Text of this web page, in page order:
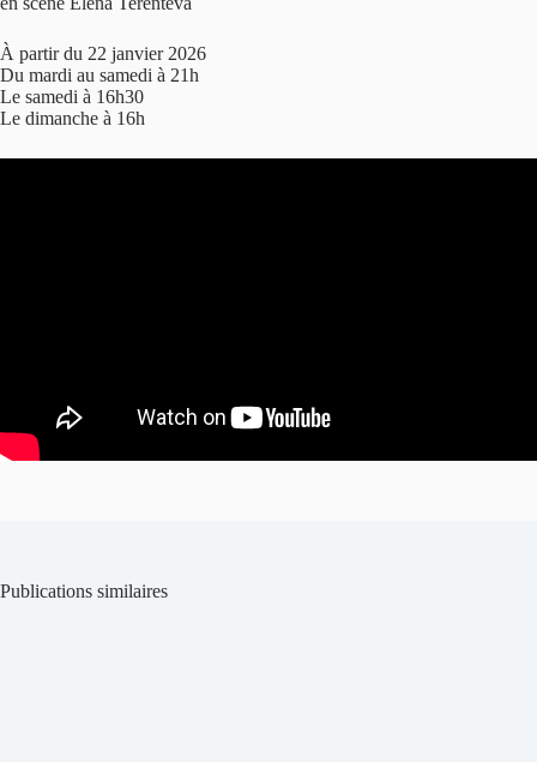
À partir du 22 janvier 2026
Du mardi au samedi à 21h
Le samedi à 16h30
Le dimanche à 16h
Publications similaires